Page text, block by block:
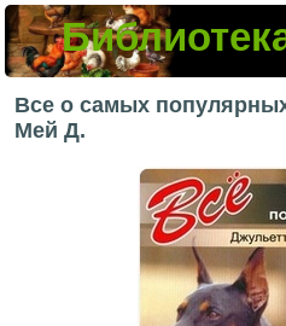
Все о самых
Мей Д.